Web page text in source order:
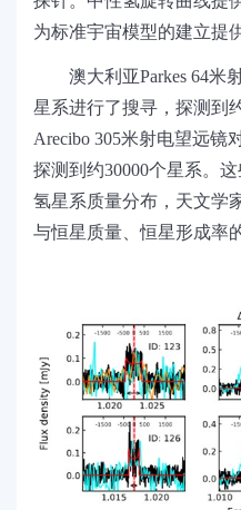
为标准宇宙模型的建立提
澳大利亚Parkes 64米
星系进行了搜寻，探测到
Arecibo 305米射电望远镜
探测到约30000个星系。
氢星系质量分布，天文学
与恒星质量、恒星形成率